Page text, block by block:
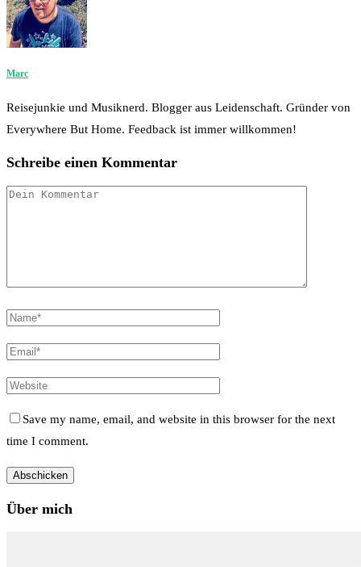
Marc
Reisejunkie und Musiknerd. Blogger aus Leidenschaft. Gründer von
Everywhere But Home. Feedback ist immer willkommen!
Schreibe einen Kommentar
Save my name, email, and website in this browser for the next
time I comment.
Über mich